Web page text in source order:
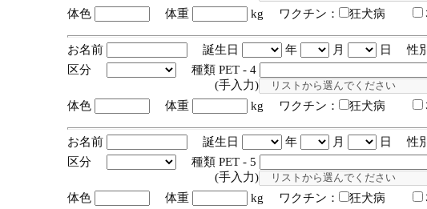
体色
体重 kg ワクチン： 狂犬病
お名前 誕生日 年 月
日 性別
区分
種類 PET - 4
(手入力)
体色
体重 kg ワクチン： 狂犬病
お名前 誕生日 年 月
日 性別
区分
種類 PET - 5
(手入力)
体色
体重 kg ワクチン： 狂犬病